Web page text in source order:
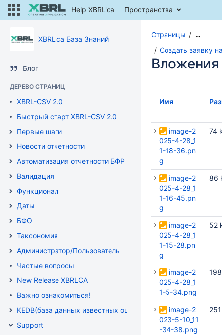
Help XBRL'ca Пространства
XBRL'ca База Знаний
Блог
ДЕРЕВО СТРАНИЦ
XBRL-CSV 2.0
Быстрый старт XBRL-CSV 2.0
Первые шаги
Новости отчетности
Автоматизация отчетности БФР
Валидация
Функционал
Даты
БФО
Таксономия
Администратор/Пользователь
Частые вопросы
New Release XBRLCA
Важно ознакомиться!
KEDB(база данных известных ошибок )
Support
Страницы …
Создать заявку
Вложения
Имя
image-2
025-4-28_1
1-18-36.pn
g
74
image-2
025-4-28_1
1-16-45.pn
g
86
image-2
025-4-28_1
1-15-28.pn
g
52
image-2
025-4-28_1
1-5-34.png
image-2
023-5-10_11
-34-38.png